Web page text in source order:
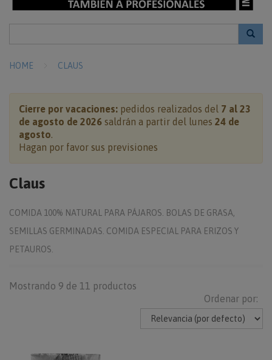
HOME CLAUS
Cierre por vacaciones: pedidos realizados del 7 al 23
de agosto de 2026 saldrán a partir del lunes 24 de
agosto
Hagan por favor sus previsiones
Claus
COMIDA 100% NATURAL PARA PÁJAROS. BOLAS DE GRASA,
SEMILLAS GERMINADAS. COMIDA ESPECIAL PARA ERIZOS Y
PETAUROS.
Mostrando 9 de 11 productos
Ordenar por: